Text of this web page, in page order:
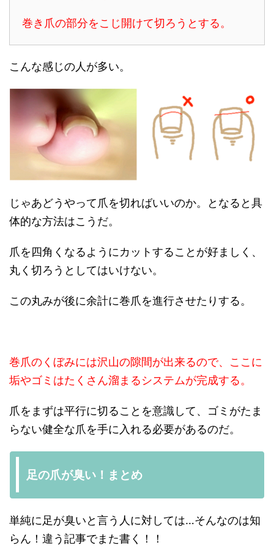
巻き爪の部分をこじ開けて切ろうとする。
こんな感じの人が多い。
じゃあどうやって爪を切ればいいのか。となると具
体的な方法はこうだ。
爪を四角くなるようにカットすることが好ましく、
丸く切ろうとしてはいけない。
この丸みが後に余計に巻爪を進行させたりする。
巻爪のくぼみには沢山の隙間が出来るので、ここに
垢やゴミはたくさん溜まるシステムが完成する。
爪をまずは平行に切ることを意識して、ゴミがたま
らない健全な爪を手に入れる必要があるのだ。
足の爪が臭い！まとめ
単純に足が臭いと言う人に対しては…そんなのは知
らん！違う記事でまた書く！！